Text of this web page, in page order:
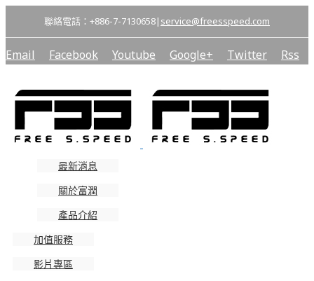
聯絡電話：+886-7-7130658| service@freesspeed.com
Email Facebook Youtube Google+ Twitter Rss
最新消息
關於富潤
產品介紹
加值服務
影片專區